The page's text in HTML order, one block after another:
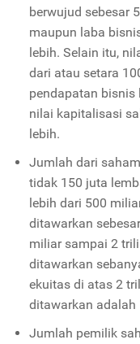
berwujud sebesar
maupun laba
lebih. Selain itu,
dari atau setara
pendapatan bisnis
nilai kapitalisasi
lebih.
Jumlah dari
tidak 150 juta
lebih dari 500
ditawarkan
miliar sampai 2
ditawarkan
ekuitas di atas 2
ditawarkan adalah
Jumlah pemilik